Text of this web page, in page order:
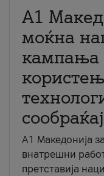
A1
моќна
кампања
A1 Македонија
внатрешни
претставија